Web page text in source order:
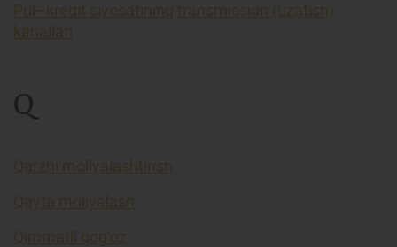
Pul–kredit siyosatining transmission (uzatish)
kanallari
Q
Qarzni moliyalashtirish
Qayta moliyalash
Qimmatli qog’oz